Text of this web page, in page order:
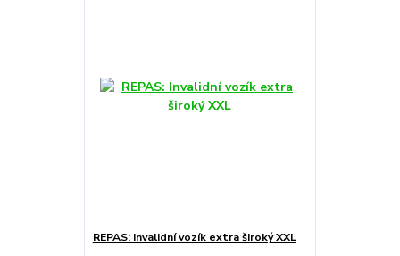
REPAS: Invalidní vozík extra široký XXL